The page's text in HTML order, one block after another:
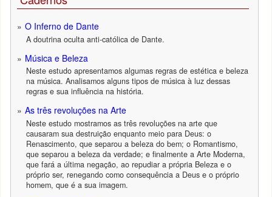
O Inferno de Dante
A doutrina oculta anti-católica de Dante.
Música e Beleza
Neste estudo apresentamos algumas regras de estética e beleza
na música. Analisamos alguns tipos de música à luz dessas
regras e sua influência na história.
As três revoluções na Arte
Neste estudo mostramos as três revoluções na arte que
causaram sua destruição enquanto meio para Deus: o
Renascimento, que separou a beleza do bem; o Romantismo,
que separou a beleza da verdade; e finalmente a Arte Moderna,
que fará a última negação, ao repudiar a própria Beleza e o
próprio ser, renegando como consequência a Deus e o próprio
homem, que é a sua imagem.